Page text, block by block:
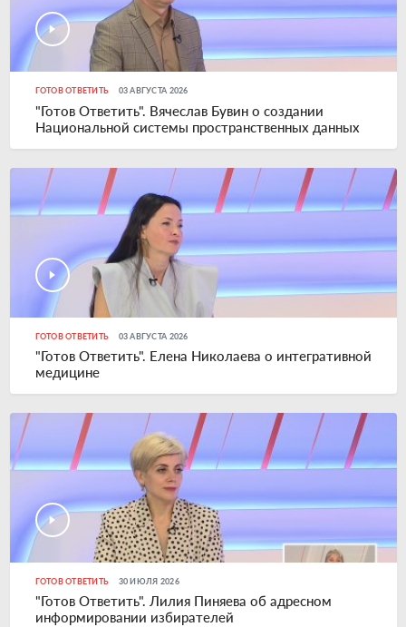
ГОТОВ ОТВЕТИТЬ 03 АВГУСТА 2026
"Готов Ответить". Вячеслав Бувин о создании
Национальной системы пространственных данных
ГОТОВ ОТВЕТИТЬ 03 АВГУСТА 2026
"Готов Ответить". Елена Николаева о интегративной
медицине
ГОТОВ ОТВЕТИТЬ 30 ИЮЛЯ 2026
"Готов Ответить". Лилия Пиняева об адресном
информировании избирателей